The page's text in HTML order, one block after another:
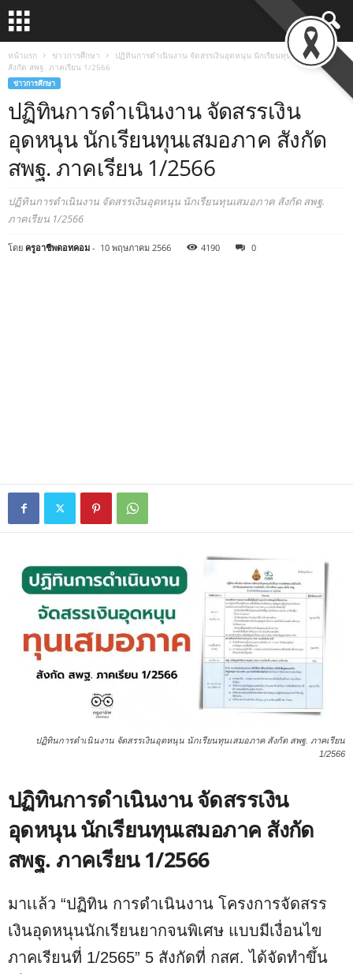
หน้าแรก ข่าวการศึกษา
ปฏิทินการดำเนินงาน จัดสรรเงินอุดหนุน นักเรียนทุนเสมอภาค
สังกัด สพฐ. ภาคเรียน 1/2566
ข่าวการศึกษา
ปฏิทินการดำเนินงาน จัดสรรเงิน
อุดหนุน นักเรียนทุนเสมอภาค สังกัด
สพฐ. ภาคเรียน 1/2566
ปฏิทินการดำเนินงาน จัดสรรเงินอุดหนุน นักเรียนทุนเสมอภาค สังกัด สพฐ.
ภาคเรียน 1/2566
โดย ครูอาชีพดอทคอม - 10 พฤษภาคม 2566 4190 0
ปฏิทินการดำเนินงาน จัดสรรเงินอุดหนุน นักเรียนทุนเสมอภาค สังกัด สพฐ. ภาคเรียน
1/2566
ปฏิทินการดำเนินงาน จัดสรรเงิน
อุดหนุน นักเรียนทุนเสมอภาค สังกัด
สพฐ. ภาคเรียน 1/2566
มาเเล้ว “ปฏิทิน การดำเนินงาน โครงการจัดสรร
เงินอุดหนุนนักเรียนยากจนพิเศษ แบบมีเงื่อนไข
ภาคเรียนที่ 1/2565” 5 สังกัดที่ กสศ. ได้จัดทำขึ้น